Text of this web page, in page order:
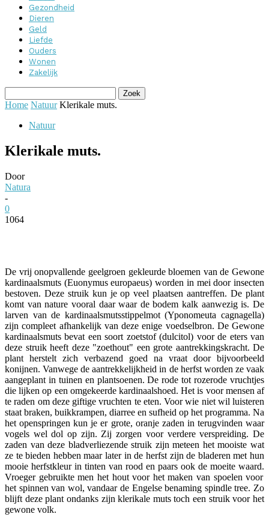
Gezondheid
Dieren
Geld
Liefde
Ouders
Wonen
Zakelijk
Home Natuur Klerikale muts.
Natuur
Klerikale muts.
Door
Natura
-
0
1064
De vrij onopvallende geelgroen gekleurde bloemen van de Gewone
kardinaalsmuts (Euonymus europaeus) worden in mei door insecten
bestoven. Deze struik kun je op veel plaatsen aantreffen.De plant
komt van nature vooral daar waar de bodem kalk aanwezig is. De
larven van de kardinaalsmutsstippelmot (Yponomeuta cagnagella)
zijn compleet afhankelijk van dezeenige voedselbron. De Gewone
kardinaalsmuts bevat een soort zoetstof (dulcitol) voor de eters van
deze struik heeft deze "zoethout" een grote aantrekkingskracht. De
plant herstelt zich verbazend goed na vraat door bijvoorbeeld
konijnen. Vanwege de aantrekkelijkheid in de herfst worden ze vaak
aangeplant in tuinen en plantsoenen. Derode tot rozerode vruchtjes
die lijken op een omgekeerde kardinaalshoed. Het is voor mensen af
te raden om deze giftige vruchten te eten. Voor wie niet wil luisteren
staat braken, buikkrampen, diarree en sufheid op het programma. Na
het openspringen kun je er grote, oranje zaden in terugvinden waar
vogels wel dol op zijn. Zij zorgen voor verdere verspreiding. De
zaden van deze bladverliezende struik zijn meteen het mooiste wat
ze te bieden hebben maar later in de herfst zijn de bladeren met hun
mooie herfstkleur in tinten van rood en paars ook de moeite waard.
Vroeger gebruikte men het hout voor het maken van spoelenvoor
het spinnen van wol, vandaar de Engelse benaming spindletree. Zo
blijft deze plant ondanks zijn klerikale muts toch een struik voor het
gewone volk.